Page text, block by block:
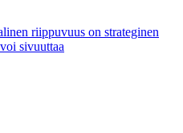
riippuvuus on strateginen
sivuuttaa